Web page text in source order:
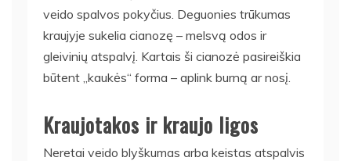
veido spalvos pokyčius. Deguonies trūkumas
kraujyje sukelia cianozę – melsvą odos ir
gleivinių atspalvį. Kartais ši cianozė pasireiškia
būtent „kaukės“ forma – aplink burną ar nosį.
Kraujotakos ir kraujo ligos
Neretai veido blyškumas arba keistas atspalvis